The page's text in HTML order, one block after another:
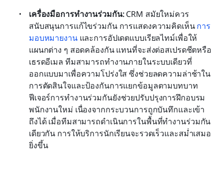
เครื่องมือการทำงานร่วมกัน: CRM สมัยใหม่ควร
สนับสนุนการแก้ไขร่วมกัน การแสดงความคิดเห็น การ
มอบหมายงาน และการอัปเดตแบบเรียลไทม์เพื่อให้
แผนกต่าง ๆ สอดคล้องกัน แทนที่จะส่งต่อสเปรดชีตหรือ
เธรดอีเมล ทีมสามารถทำงานภายในระบบเดียวที่
ออกแบบมาเพื่อความโปร่งใส ซึ่งช่วยลดความล่าช้าใน
การตัดสินใจและป้องกันการแยกข้อมูลตามบทบาท
ฟีเจอร์การทำงานร่วมกันยังช่วยปรับปรุงการฝึกอบรม
พนักงานใหม่ เนื่องจากกระบวนการถูกบันทึกและเข้า
ถึงได้ เมื่อทีมสามารถดำเนินการในพื้นที่ทำงานร่วมกัน
เดียวกัน การให้บริการนักเรียนจะรวดเร็วและสม่ำเสมอ
ยิ่งขึ้น